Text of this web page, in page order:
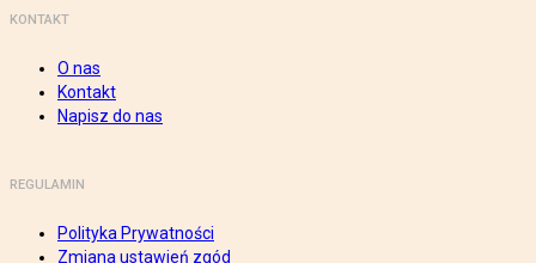
KONTAKT
O nas
Kontakt
Napisz do nas
REGULAMIN
Polityka Prywatności
Zmiana ustawień zgód